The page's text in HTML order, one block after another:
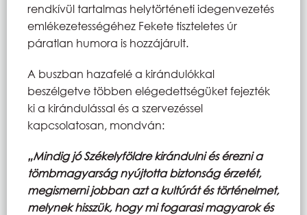
rendkívül tartalmas helytörténeti idegenvezetés
emlékezetességéhez Fekete tiszteletes úr
páratlan humora is hozzájárult.
A buszban hazafelé a kirándulókkal
beszélgetve többen elégedettségüket fejezték
ki a kirándulással és a szervezéssel
kapcsolatosan, mondván:
„Mindig jó Székelyföldre kirándulni és érezni a
tömbmagyarság nyújtotta biztonság érzetét,
megismerni jobban azt a kultúrát és történelmet,
melynek hisszük, hogy mi fogarasi magyarok és